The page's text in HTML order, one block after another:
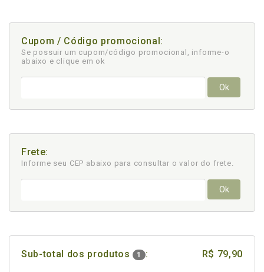
Cupom / Código promocional:
Se possuir um cupom/código promocional, informe-o
abaixo e clique em ok
Ok
Frete:
Informe seu CEP abaixo para consultar o valor do frete.
Ok
Sub-total dos produtos 1 : R$ 79,90